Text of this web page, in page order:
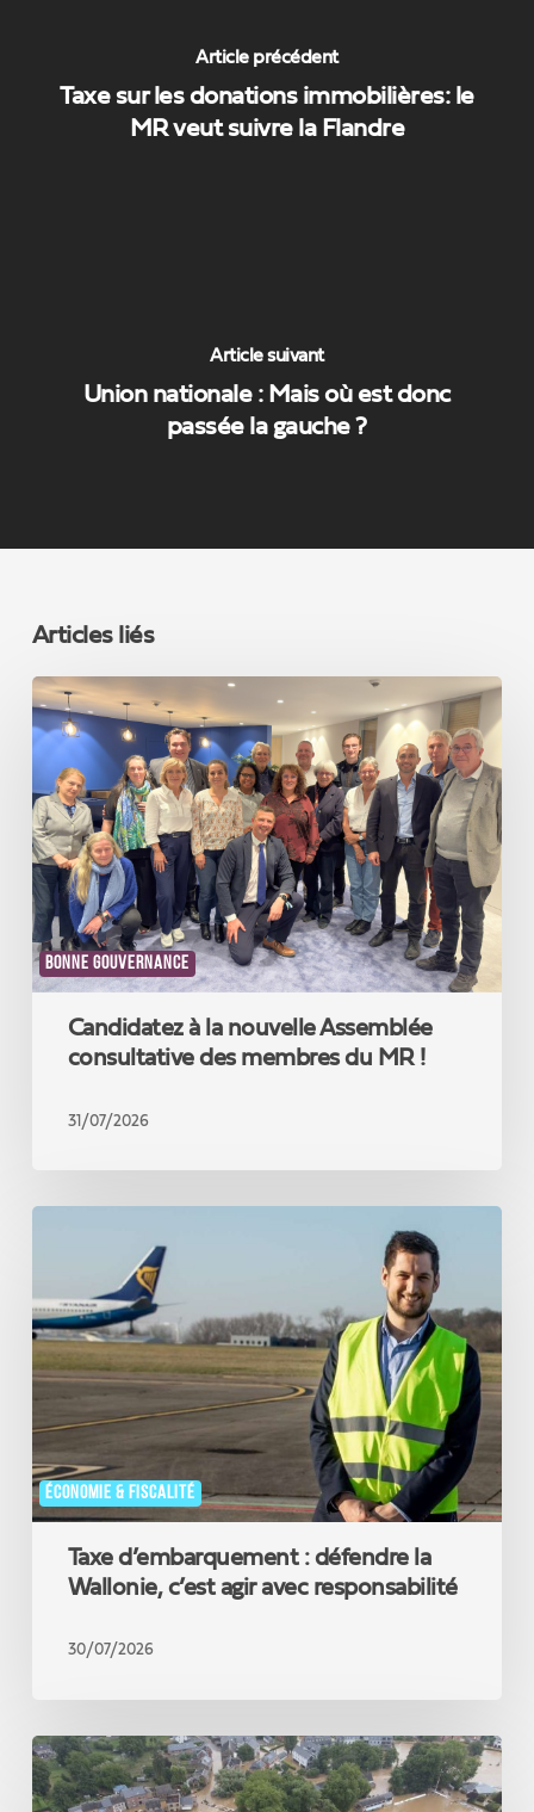
Article précédent
Taxe sur les donations immobilières: le
MR veut suivre la Flandre
Article suivant
Union nationale : Mais où est donc
passée la gauche ?
Articles liés
BONNE GOUVERNANCE
Candidatez
à
nouvelle
Assemblée
consultative
des
membres
du
MR
Candidatez à la nouvelle Assemblée
consultative des membres du MR !
31/07/2026
ÉCONOMIE & FISCALITÉ
d’embarquement
défendre
la
Wallonie,
c’est
agir
avec
responsabilité
Taxe d’embarquement : défendre la
Wallonie, c’est agir avec responsabilité
30/07/2026
Cinq
ans
après